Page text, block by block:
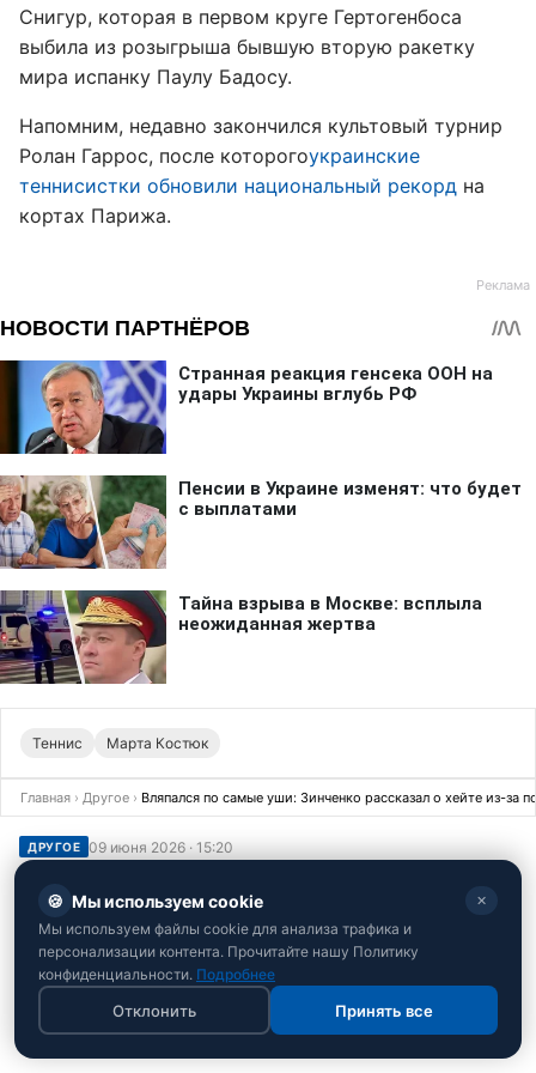
Снигур, которая в первом круге Гертогенбоса
выбила из розыгрыша бывшую вторую ракетку
мира испанку Паулу Бадосу.
Напомним, недавно закончился культовый турнир
Ролан Гаррос, после которогоукраинские
теннисистки обновили национальный рекорд на
кортах Парижа.
Теннис Марта Костюк
Главная › Другое › Вляпался по самые уши: Зинченко рассказал о хейте из-за
ДРУГОЕ 09 июня 2026 · 15:20
рассказал о хейте из-за поддержки
Израиля
Украинский игрок признался, что публикация в
соцсетях чуть не стоила ему карьеры в зарубежном
🍪 Мы используем cookie ✕
Мы используем файлы cookie для анализа трафика и
персонализации контента. Прочитайте нашу Политику
конфиденциальности. Подробнее
Отклонить Принять все